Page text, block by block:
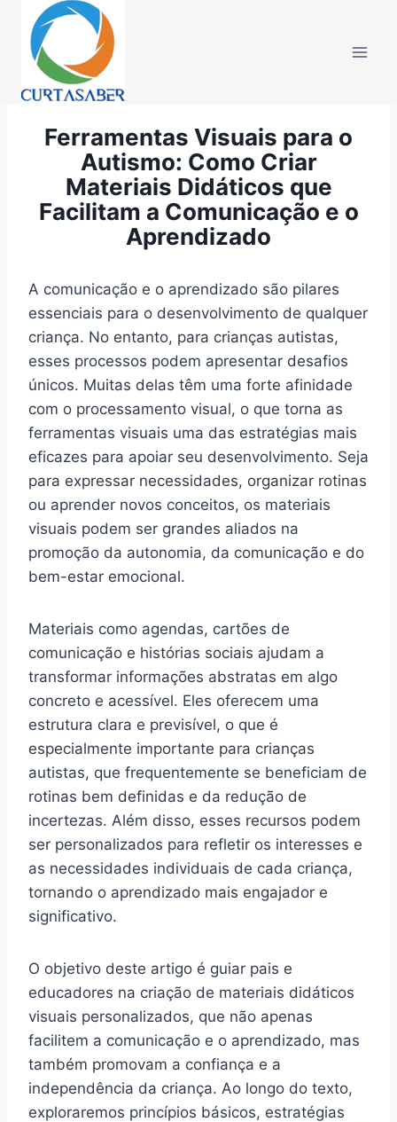
para
Conteúdo
Ferramentas Visuais para o
Autismo: Como Criar
Materiais Didáticos que
Facilitam a Comunicação e o
Aprendizado
A comunicação e o aprendizado são pilares
essenciais para o desenvolvimento de qualquer
criança. No entanto, para crianças autistas,
esses processos podem apresentar desafios
únicos. Muitas delas têm uma forte afinidade
com o processamento visual, o que torna as
ferramentas visuais uma das estratégias mais
eficazes para apoiar seu desenvolvimento. Seja
para expressar necessidades, organizar rotinas
ou aprender novos conceitos, os materiais
visuais podem ser grandes aliados na
promoção da autonomia, da comunicação e do
bem-estar emocional.
Materiais como agendas, cartões de
comunicação e histórias sociais ajudam a
transformar informações abstratas em algo
concreto e acessível. Eles oferecem uma
estrutura clara e previsível, o que é
especialmente importante para crianças
autistas, que frequentemente se beneficiam de
rotinas bem definidas e da redução de
incertezas. Além disso, esses recursos podem
ser personalizados para refletir os interesses e
as necessidades individuais de cada criança,
tornando o aprendizado mais engajador e
significativo.
O objetivo deste artigo é guiar pais e
educadores na criação de materiais didáticos
visuais personalizados, que não apenas
facilitem a comunicação e o aprendizado, mas
também promovam a confiança e a
independência da criança. Ao longo do texto,
exploraremos princípios básicos, estratégias